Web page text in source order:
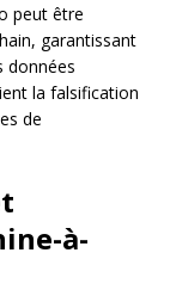
peut être
garantissant
données
la falsification
de
à-